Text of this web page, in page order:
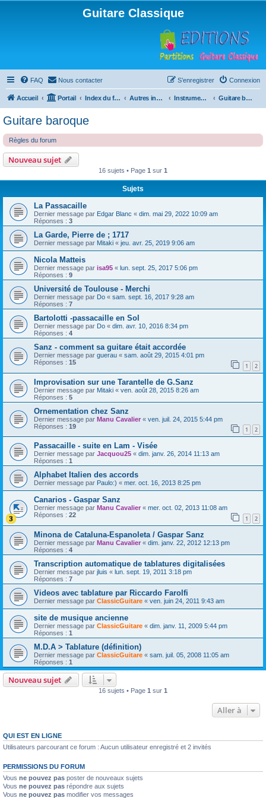
Guitare Classique
FAQ Nous contacter Connexion
S’enregistrer
Accueil Portail Index du forum Autres instruments à cordes pincées, ou styles Instruments anciens Guitare baroque
Guitare baroque
Règles du forum
Nouveau sujet
16 sujets • Page 1 sur 1
Sujets
La Passacaille
Dernier message par Edgar Blanc « dim. mai 29, 2022 10:09 am
Réponses : 3
La Garde, Pierre de ; 1717
Dernier message par Mitaki « jeu. avr. 25, 2019 9:06 am
Nicola Matteis
Dernier message par isa95 « lun. sept. 25, 2017 5:06 pm
Réponses : 9
Université de Toulouse - Merchi
Dernier message par Do « sam. sept. 16, 2017 9:28 am
Réponses : 7
Bartolotti -passacaille en Sol
Dernier message par Do « dim. avr. 10, 2016 8:34 pm
Réponses : 4
Sanz - comment sa guitare était accordée
Dernier message par guerau « sam. août 29, 2015 4:01 pm
Réponses : 15 1 2
Improvisation sur une Tarantelle de G.Sanz
Dernier message par Mitaki « ven. août 28, 2015 8:26 am
Réponses : 5
Ornementation chez Sanz
Dernier message par Manu Cavalier « ven. juil. 24, 2015 5:44 pm
Réponses : 19 1 2
Passacaille - suite en Lam - Visée
Dernier message par Jacquou25 « dim. janv. 26, 2014 11:13 am
Réponses : 1
Alphabet Italien des accords
Dernier message par Paulo:) « mer. oct. 16, 2013 8:25 pm
Canarios - Gaspar Sanz
Dernier message par Manu Cavalier « mer. oct. 02, 2013 11:08 am
Réponses : 22 1 2
Minona de Cataluna-Espanoleta / Gaspar Sanz
Dernier message par Manu Cavalier « dim. janv. 22, 2012 12:13 pm
Réponses : 4
Transcription automatique de tablatures digitalisées
Dernier message par jluis « lun. sept. 19, 2011 3:18 pm
Réponses : 7
Videos avec tablature par Riccardo Farolfi
Dernier message par ClassicGuitare « ven. juin 24, 2011 9:43 am
site de musique ancienne
Dernier message par ClassicGuitare « dim. janv. 11, 2009 5:44 pm
Réponses : 1
M.D.A > Tablature (définition)
Dernier message par ClassicGuitare « sam. juil. 05, 2008 11:05 am
Réponses : 1
Nouveau sujet
16 sujets • Page 1 sur 1
Aller à
QUI EST EN LIGNE
Utilisateurs parcourant ce forum : Aucun utilisateur enregistré et 2 invités
PERMISSIONS DU FORUM
Vous ne pouvez pas poster de nouveaux sujets
Vous ne pouvez pas répondre aux sujets
Vous ne pouvez pas modifier vos messages